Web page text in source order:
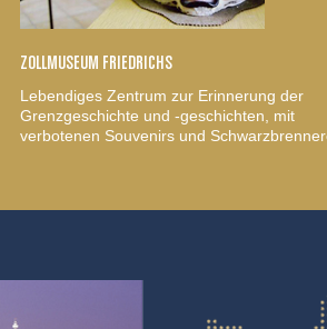
ZOLLMUSEUM FRIEDRICHS
Lebendiges Zentrum zur Erinnerung der
Grenzgeschichte und -geschichten, mit
verbotenen Souvenirs und